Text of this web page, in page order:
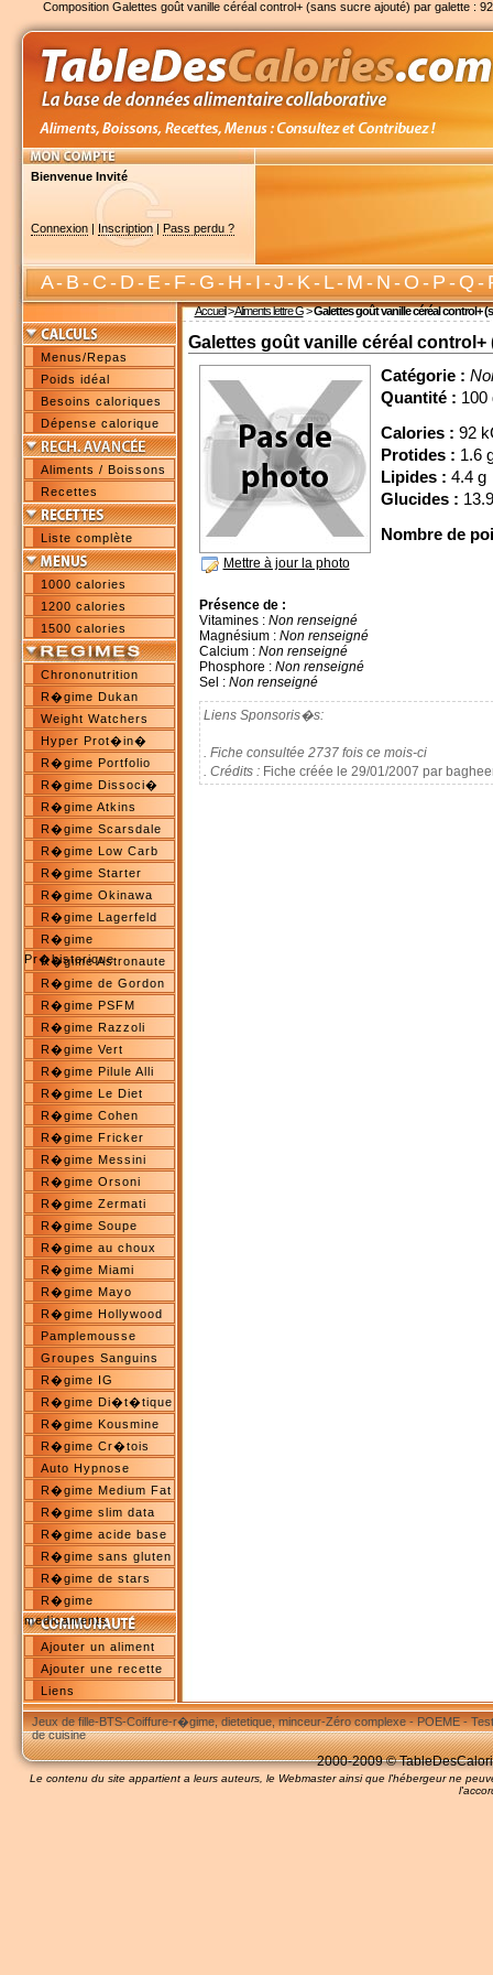
Composition Galettes goût vanille céréal control+ (sans sucre ajouté) par galette :
Bienvenue Invité
Connexion| Inscription| Pass perdu ?
A-B-C-D-E-F-G-H-I-J-K-L-M-N-O-P-Q-
Accueil>Aliments lettre G>Galettes goût vanille céréal control+
Menus/Repas
Poids idéal
Besoins caloriques
Dépense calorique
Aliments / Boissons
Recettes
Liste complète
1000 calories
1200 calories
1500 calories
Chrononutrition
R�gime Dukan
Weight Watchers
Hyper Prot�in�
R�gime Portfolio
R�gime Dissoci�
R�gime Atkins
R�gime Scarsdale
R�gime Low Carb
R�gime Starter
R�gime Okinawa
R�gime Lagerfeld
R�gime
Pr�historique
R�gime Astronaute
R�gime de Gordon
R�gime PSFM
R�gime Razzoli
R�gime Vert
R�gime Pilule Alli
R�gime Le Diet
R�gime Cohen
R�gime Fricker
R�gime Messini
R�gime Orsoni
R�gime Zermati
R�gime Soupe
R�gime au choux
R�gime Miami
R�gime Mayo
R�gime Hollywood
Pamplemousse
Groupes Sanguins
R�gime IG
R�gime Di�t�tique
R�gime Kousmine
R�gime Cr�tois
Auto Hypnose
R�gime Medium Fat
R�gime slim data
R�gime acide base
R�gime sans gluten
R�gime de stars
R�gime
medicaments
Ajouter un aliment
Ajouter une recette
Liens
Galettes goût vanille céréal control+
Mettre à jour la photo
Catégorie :
Quantité : 100
Calories : 92
Protides : 1.6
Lipides : 4.4 g
Glucides :
Nombre de
Présence de :
Vitamines : Non renseigné
Magnésium : Non renseigné
Calcium : Non renseigné
Phosphore : Non renseigné
Sel : Non renseigné
Liens Sponsoris�s:
. Fiche consultée 2737 fois ce mois-ci
. Crédits :Fiche créée le 29/01/2007 par
Jeux de fille-BTS-Coiffure-r�gime, dietetique, minceur-Zéro complexe-POEME-
de cuisine
2000-2009 ©
Le contenu du site appartient a leurs auteurs, le Webmaster ainsi que l'hébergeur ne